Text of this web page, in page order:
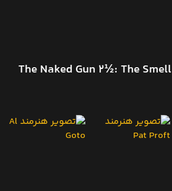
عوامل تولید The Naked Gun 2½: The Smell